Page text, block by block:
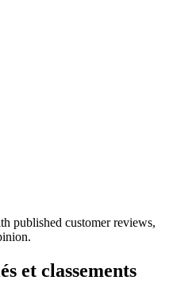
published customer reviews,
et classements